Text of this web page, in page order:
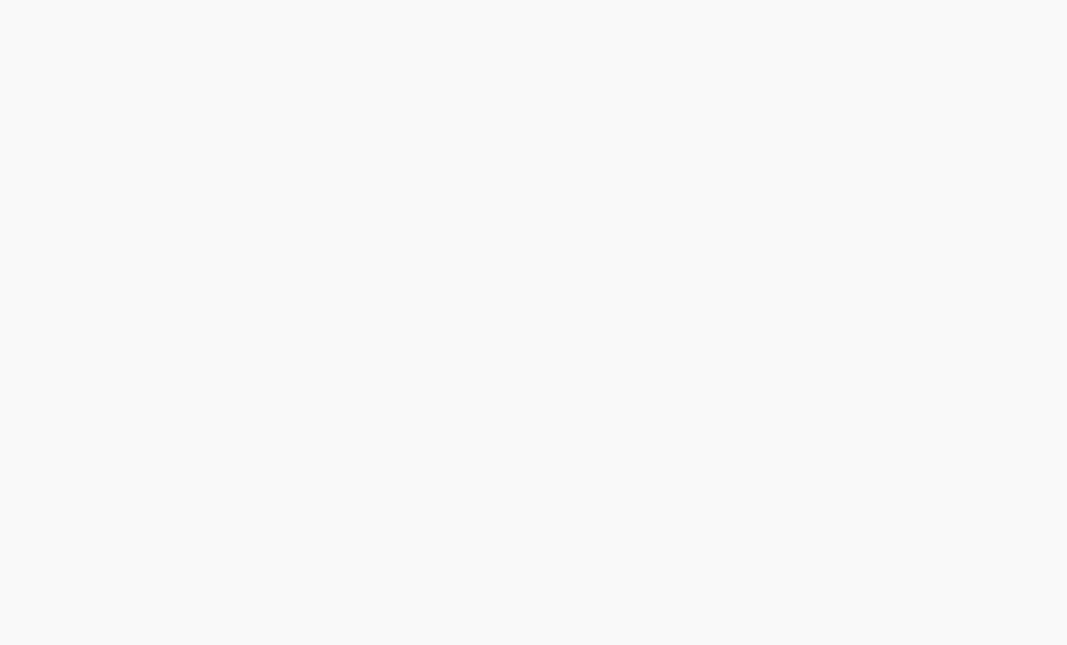
предложения, которые
Например, скидка 15% на
в наш сервис. Ремонт по
по сниженным
ремонт уже сегодня!
как записаться
где ремонт техники